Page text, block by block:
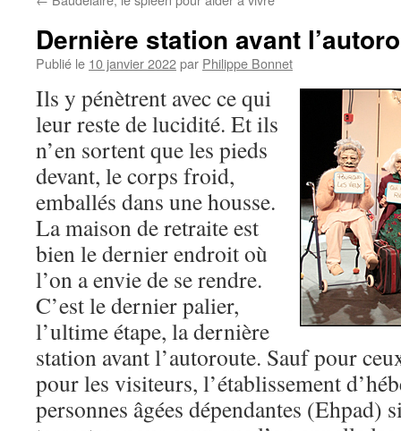
Dernière station avant
Publié le 10 janvier 2022par Philippe Bonnet
Ils y pénètrent avec ce qui
leur reste de lucidité. Et ils
n’en sortent que les pieds
devant, le corps froid,
emballés dans une housse.
La maison de retraite est
bien le dernier endroit où
l’on a envie de se rendre.
C’est le dernier palier,
l’ultime étape, la dernière
station avant l’autoroute. Sauf pour
pour les visiteurs, l’établissement
personnes âgées dépendantes (Ehpad)